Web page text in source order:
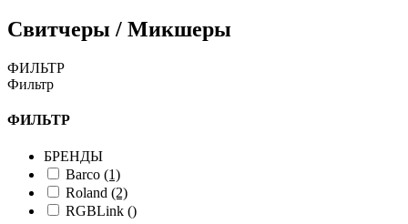
Свитчеры / Микшеры
ФИЛЬТР
Фильтр
ФИЛЬТР
БРЕНДЫ
Barco (1)
Roland (2)
RGBLink ()